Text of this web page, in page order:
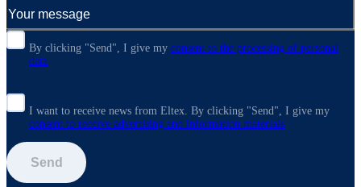
By clicking "Send", I give my consent to the processing of personal
data
I want to receive news from Eltex. By clicking "Send", I give my
consent to receive advertising and information materials
Send